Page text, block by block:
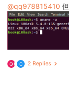
@qq978815410
Q C 2 Replies